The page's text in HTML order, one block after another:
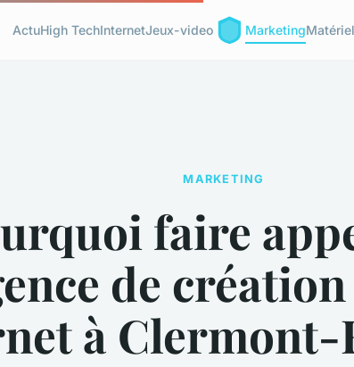
ActuHigh TechInternetJeux-video MarketingMatériel
MARKETING
faire
de
à Clermont-